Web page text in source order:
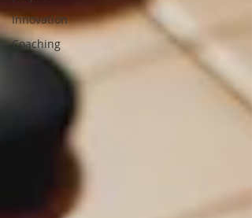
Innovation
Coaching